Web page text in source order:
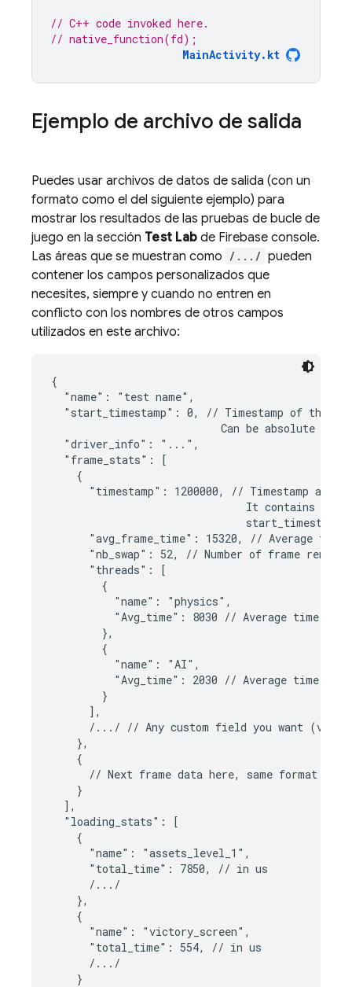
// C++ code invoked here.
// native_function(fd);
MainActivity.kt
Ejemplo de archivo de salida
Puedes usar archivos de datos de salida (con un
formato como el del siguiente ejemplo) para
mostrar los resultados de las pruebas de bucle de
juego en la sección Test Lab de Firebase console.
Las áreas que se muestran como /.../ pueden
contener los campos personalizados que
necesites, siempre y cuando no entren en
conflicto con los nombres de otros campos
utilizados en este archivo:
{
  "name": "test name",
"start_timestamp": 0, // Timestamp of the
Can be absolute or
  "driver_info": "...",
  "frame_stats": [
    {
"timestamp": 1200000, // Timestamp at
It contains
"avg_frame_time": 15320, // Average time
"nb_swap": 52, // Number of frame
      "threads": [
        {
          "name": "physics",
"Avg_time": 8030 // Average time
        },
        {
          "name": "AI",
"Avg_time": 2030 // Average time
        }
      ],
/.../ // Any custom field you want
    },
    {
// Next frame data here, same format as
    }
  ],
  "loading_stats": [
    {
      "name": "assets_level_1",
      "total_time": 7850, // in us
      /.../
    },
    {
      "name": "victory_screen",
      "total_time": 554, // in us
      /.../
    }